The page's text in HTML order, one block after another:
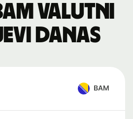
valutni
danas
BAM